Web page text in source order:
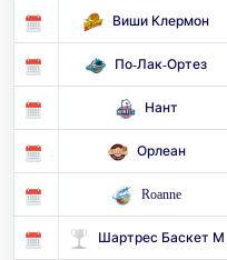
Виши Клермон
По-Лак-Ортез
Нант
Орлеан
Roanne
Шартрес Баскет М